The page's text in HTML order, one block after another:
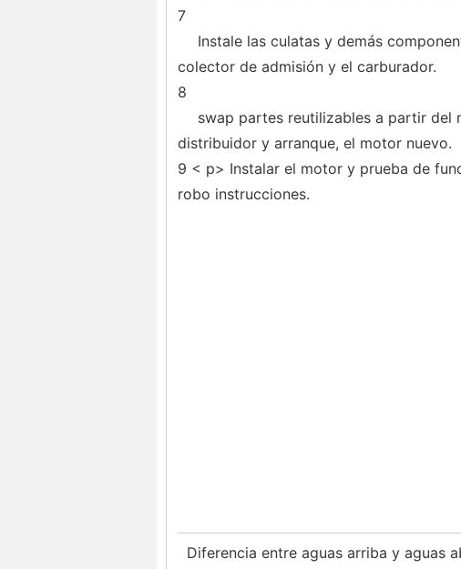
7
Instale las culatas y demás
colector de admisión y el carburador.
8
swap partes reutilizables a partir del
distribuidor y arranque, el motor nuevo.
9 < p> Instalar el motor y prueba de
robo instrucciones.
Diferencia entre aguas arriba y aguas